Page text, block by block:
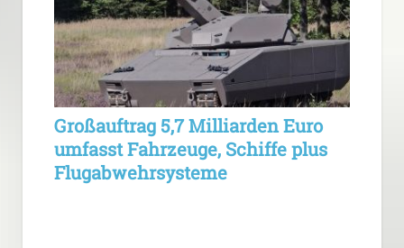
Großauftrag 5,7 Milliarden Euro
umfasst Fahrzeuge, Schiffe plus
Flugabwehrsysteme